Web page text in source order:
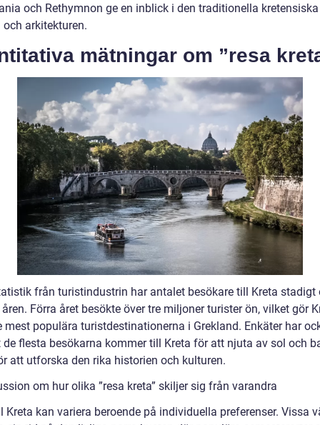
och Rethymnon ge en inblick i den traditionella kretensiska
och arkitekturen.
mätningar om ”resa
från turistindustrin har antalet besökare till Kreta stadigt
Förra året besökte över tre miljoner turister ön, vilket gör
mest populära turistdestinationerna i Grekland. Enkäter har
flesta besökarna kommer till Kreta för att njuta av sol och
att utforska den rika historien och kulturen.
om hur olika ”resa kreta” skiljer sig från varandra
Kreta kan variera beroende på individuella preferenser. Vissa